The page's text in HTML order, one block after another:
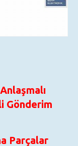
Gönderim
Parçalar